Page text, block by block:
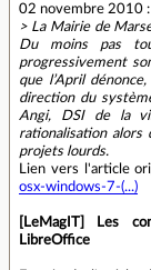
02 novembre 2010 :
> La Mairie de
Du moins pas
progressivement
que l’April
direction du
Angi, DSI de la
rationalisation alors
projets lourds.
Lien vers l'article
osx-windows-7-(...)
[LeMagIT] Les
LibreOffice